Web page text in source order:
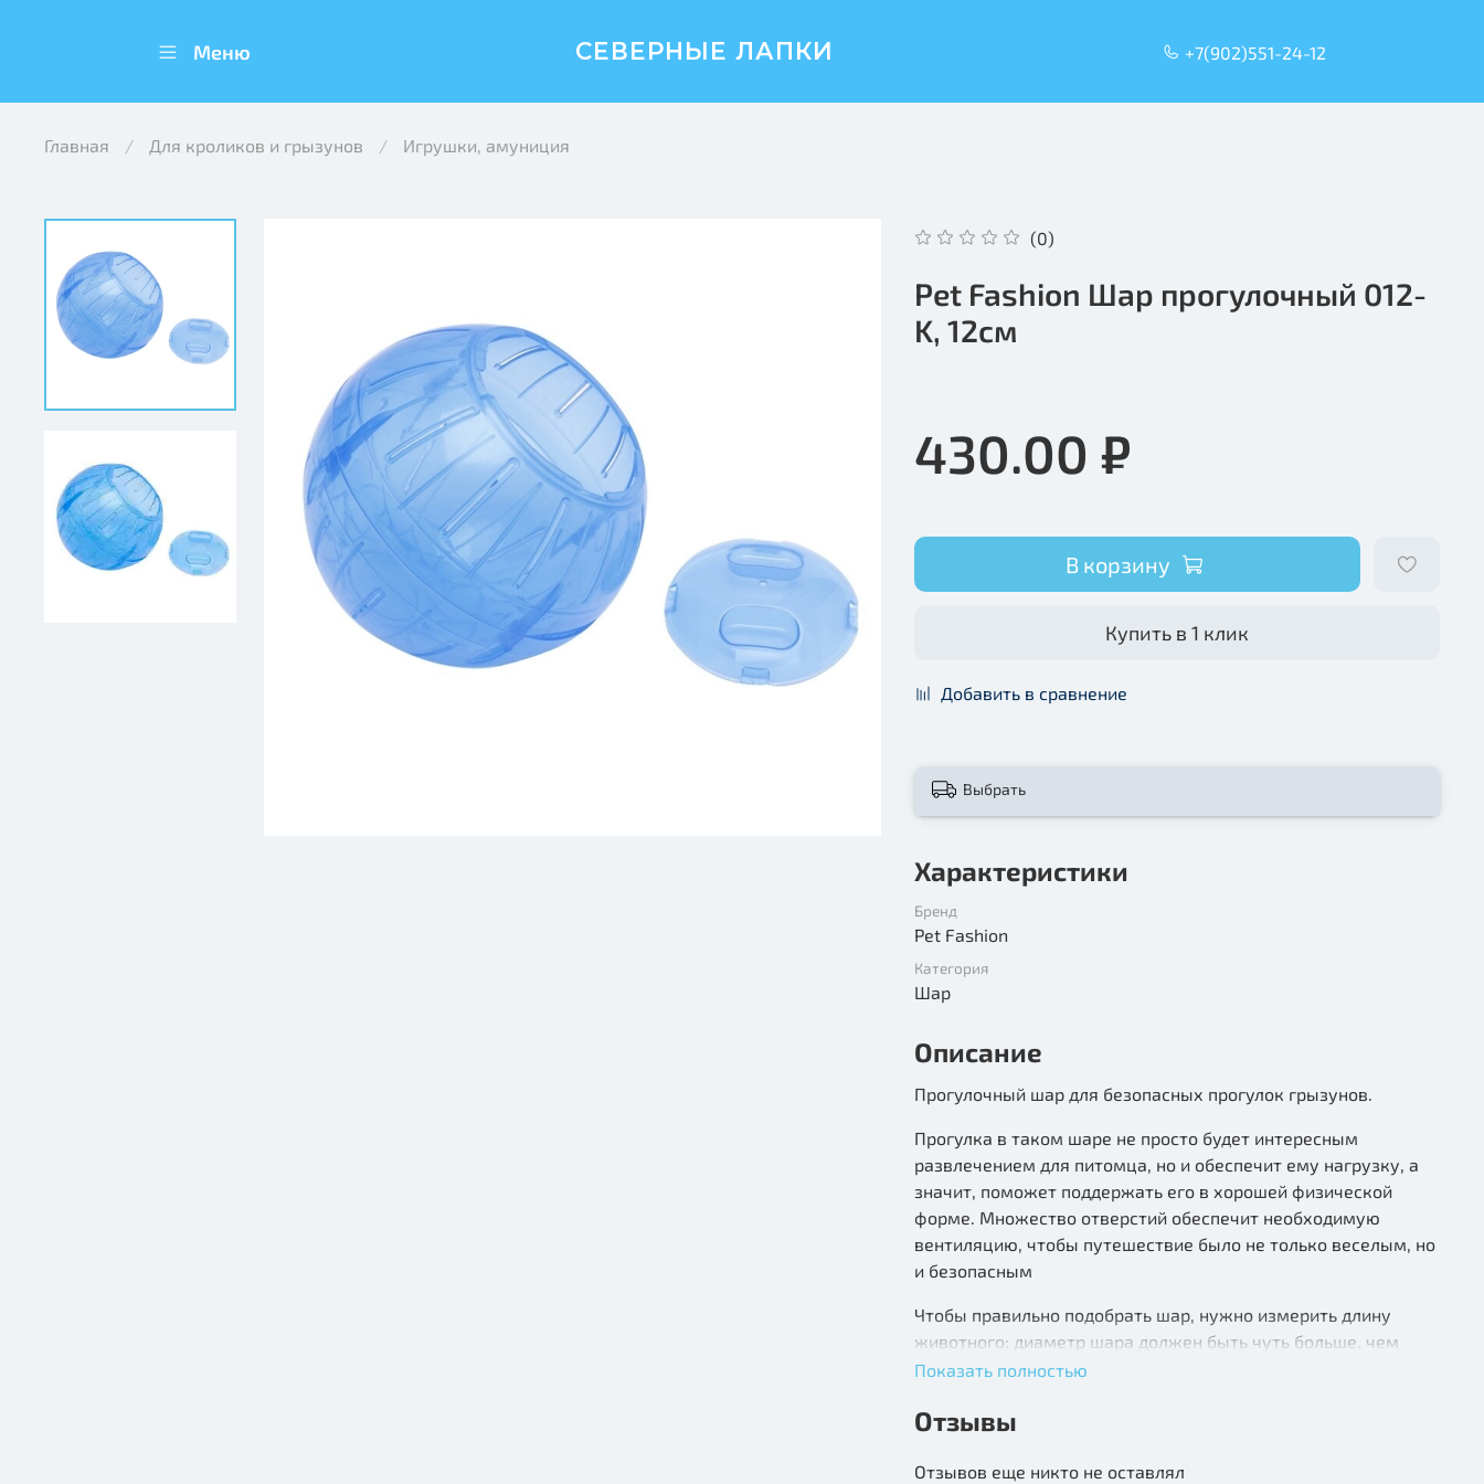
Меню СЕВЕРНЫЕ ЛАПКИ +7(902)551-24-12
Главная Для кроликов и грызунов Игрушки, амуниция
(0)
Pet Fashion Шар прогулочный 012-
K, 12см
430.00 ₽
В корзину
Купить в 1 клик
Добавить в сравнение
Выбрать
Характеристики
Бренд
Pet Fashion
Категория
Шар
Описание
Прогулочный шар для безопасных прогулок грызунов.
Прогулка в таком шаре не просто будет интересным
развлечением для питомца, но и обеспечит ему нагрузку, а
значит, поможет поддержать его в хорошей физической
форме. Множество отверстий обеспечит необходимую
вентиляцию, чтобы путешествие было не только веселым, но
и безопасным
Чтобы правильно подобрать шар, нужно измерить длину
животного: диаметр шара должен быть чуть больше, чем
длина Вашего питомца.
Показать полностью
Отзывы
Отзывов еще никто не оставлял